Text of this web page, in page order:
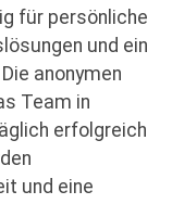
für persönliche
und ein
anonymen
Team in
erfolgreich
und eine